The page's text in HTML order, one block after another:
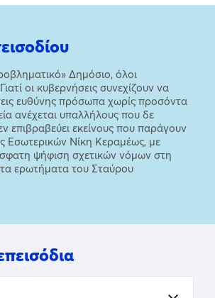
Δημόσιο, όλοι
οι κυβερνήσεις συνεχίζουν να
ευθύνης πρόσωπα χωρίς προσόντα
ανέχεται υπαλλήλους που δε
επιβραβεύει εκείνους που παράγουν
Εσωτερικών Νίκη Κεραμέως, με
ψήφιση σχετικών νόμων στη
ερωτήματα του Σταύρου